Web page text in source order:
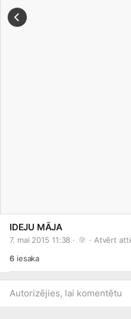
IDEJU MĀJA
7. mai 2015 11:38 · · Atvērt
6iesaka
Autorizējies, lai komentētu